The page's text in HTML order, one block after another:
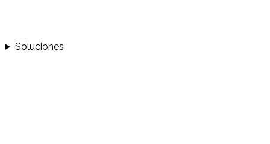
Soluciones